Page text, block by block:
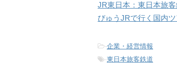
JR東日本：東日本旅
びゅうJRで行く国内
-企業・経営情報
-東日本旅客鉄道